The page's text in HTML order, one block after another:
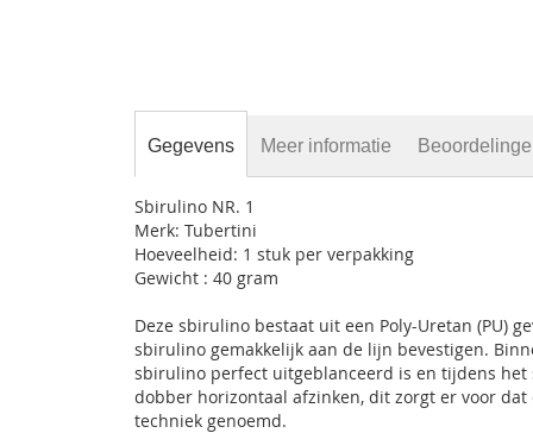
Gegevens
Sbirulino NR. 1
Merk: Tubertini
Hoeveelheid: 1 stuk per verpakking
Gewicht : 40 gram
Deze sbirulino bestaat uit een Poly-Uretan (PU)
sbirulino gemakkelijk aan de lijn bevestigen.
sbirulino perfect uitgeblanceerd is en tijdens
dobber horizontaal afzinken, dit zorgt er voor
techniek genoemd.
Meer informatie